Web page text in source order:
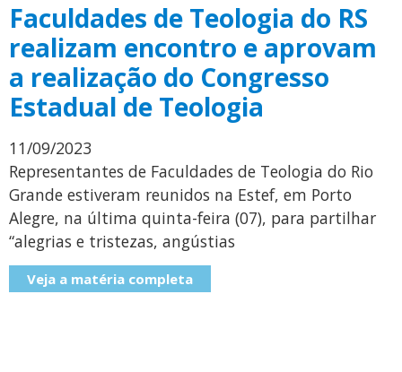
Faculdades de Teologia do RS
realizam encontro e aprovam
a realização do Congresso
Estadual de Teologia
11/09/2023
Representantes de Faculdades de Teologia do Rio
Grande estiveram reunidos na Estef, em Porto
Alegre, na última quinta-feira (07), para partilhar
“alegrias e tristezas, angústias
Veja a matéria completa